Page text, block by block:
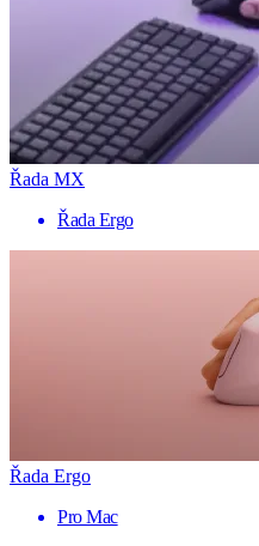
Řada MX
Řada Ergo
Řada Ergo
Pro Mac